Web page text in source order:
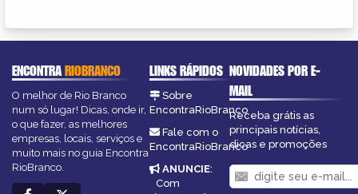
ENCONTRARIOBRANCO
O melhor de Rio Branco
num só lugar! Dicas, onde ir,
o que fazer, as melhores
empresas, locais, serviços e
muito mais no guia Encontra
RioBranco.
LINKS RÁPIDOS
Sobre
EncontraRioBranco
Fale com o
EncontraRioBranco
ANUNCIE:
Com
NOVIDADES POR E-
MAIL
Receba grátis as
principais notícias,
dicas e promoções